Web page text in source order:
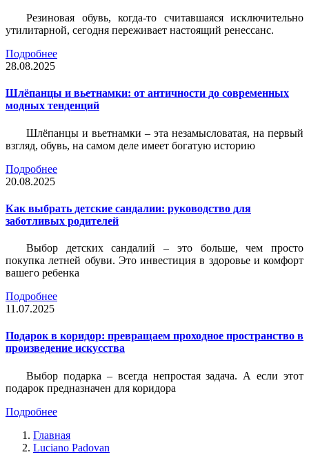
Резиновая обувь, когда-то считавшаяся исключительно
утилитарной, сегодня переживает настоящий ренессанс.
Подробнее
28.08.2025
Шлёпанцы и вьетнамки: от античности до современных
модных тенденций
Шлёпанцы и вьетнамки – эта незамысловатая, на первый
взгляд, обувь, на самом деле имеет богатую историю
Подробнее
20.08.2025
Как выбрать детские сандалии: руководство для
заботливых родителей
Выбор детских сандалий – это больше, чем просто
покупка летней обуви. Это инвестиция в здоровье и комфорт
вашего ребенка
Подробнее
11.07.2025
Подарок в коридор: превращаем проходное пространство в
произведение искусства
Выбор подарка – всегда непростая задача. А если этот
подарок предназначен для коридора
Подробнее
Главная
Luciano Padovan